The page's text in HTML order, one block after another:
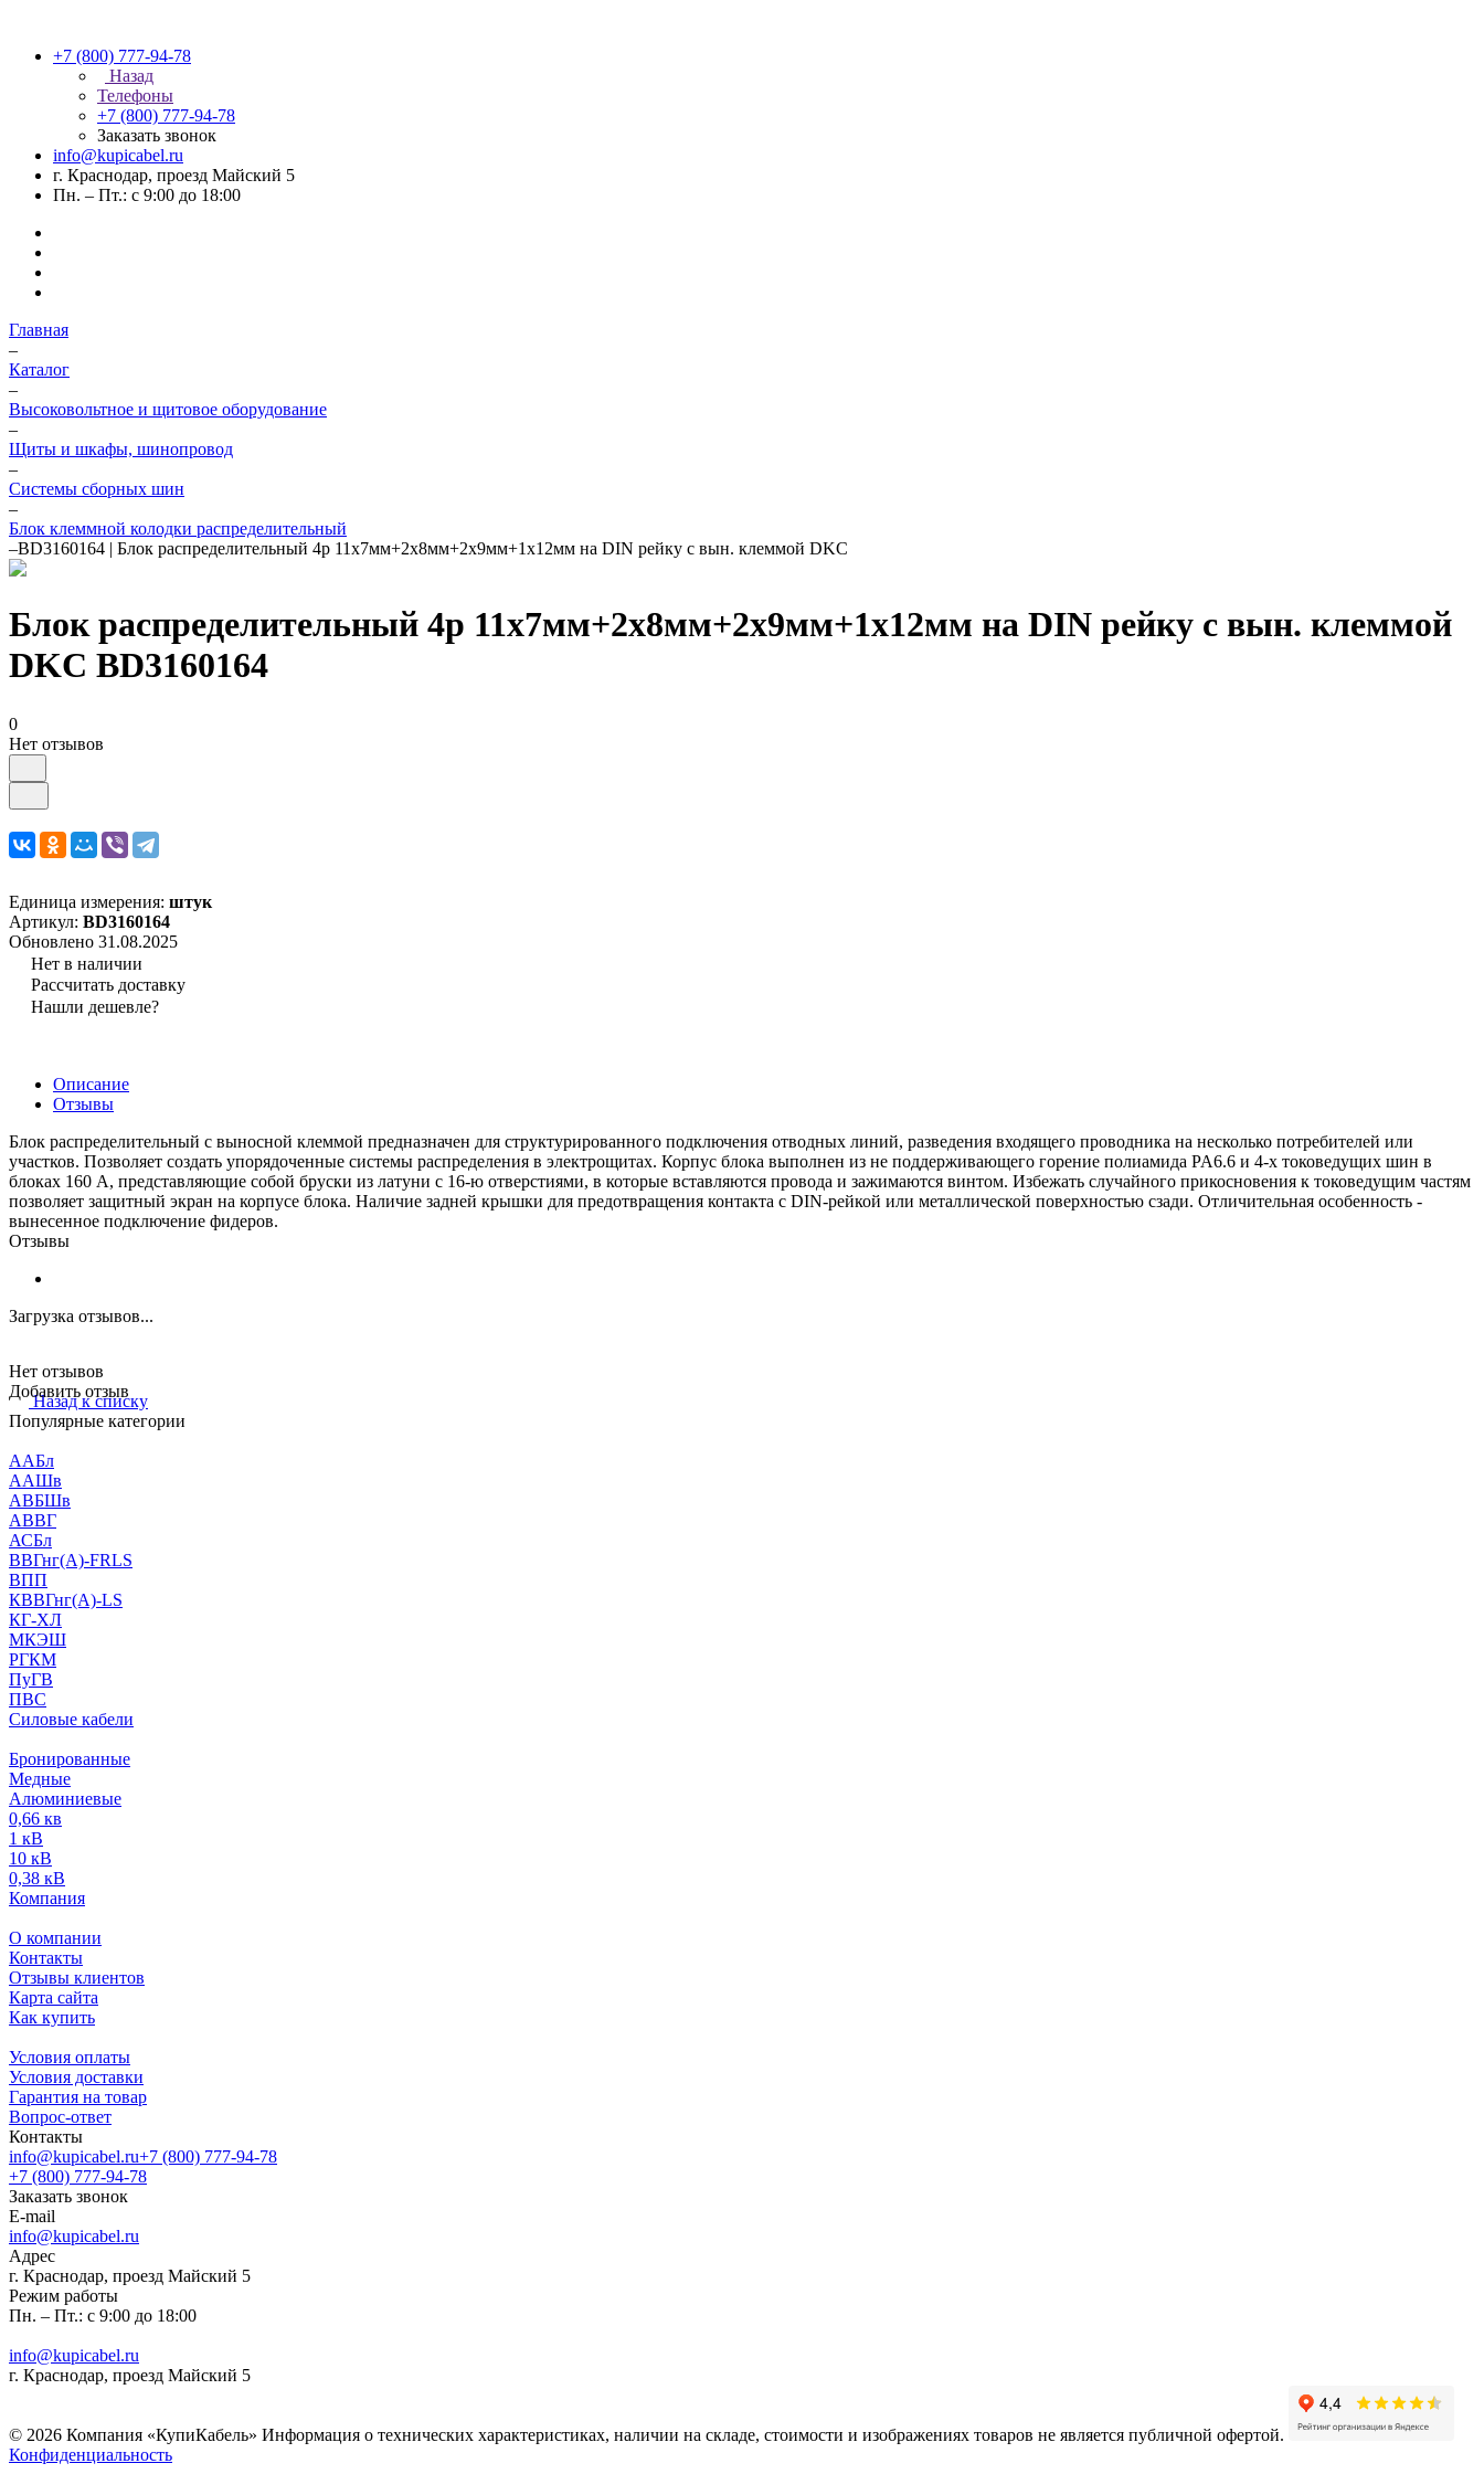
+7 (800) 777-94-78
Назад
Телефоны
+7 (800) 777-94-78
Заказать звонок
info@kupicabel.ru
г. Краснодар, проезд Майский 5
Пн. – Пт.: с 9:00 до 18:00
Главная
–
Каталог
–
Высоковольтное и щитовое оборудование
–
Щиты и шкафы, шинопровод
–
Системы сборных шин
–
Блок клеммной колодки распределительный
–BD3160164 | Блок распределительный 4р 11х7мм+2х8мм+2х9мм+1х12мм на DIN рейку с вын. клеммой DKC
Блок распределительный 4р 11х7мм+2х8мм+2х9мм+1х12мм на DIN рейку с вын. клеммой
DKC BD3160164
0
Нет отзывов
Единица измерения: штук
Артикул: BD3160164
Обновлено 31.08.2025
Нет в наличии
Рассчитать доставку
Нашли дешевле?
Описание
Отзывы
Блок распределительный с выносной клеммой предназначен для структурированного подключения отводных линий, разведения входящего проводника на несколько потребителей или
участков. Позволяет создать упорядоченные системы распределения в электрощитах. Корпус блока выполнен из не поддерживающего горение полиамида PA6.6 и 4-х токоведущих шин в
блоках 160 А, представляющие собой бруски из латуни с 16-ю отверстиями, в которые вставляются провода и зажимаются винтом. Избежать случайного прикосновения к токоведущим частям
позволяет защитный экран на корпусе блока. Наличие задней крышки для предотвращения контакта с DIN-рейкой или металлической поверхностью сзади. Отличительная особенность -
вынесенное подключение фидеров.
Отзывы
Загрузка отзывов...
Нет отзывов
Добавить отзыв
Назад к списку
Популярные категории
ААБл
ААШв
АВБШв
АВВГ
АСБл
ВВГнг(А)-FRLS
ВПП
КВВГнг(А)-LS
КГ-ХЛ
МКЭШ
РГКМ
ПуГВ
ПВС
Силовые кабели
Бронированные
Медные
Алюминиевые
0,66 кв
1 кВ
10 кВ
0,38 кВ
Компания
О компании
Контакты
Отзывы клиентов
Карта сайта
Как купить
Условия оплаты
Условия доставки
Гарантия на товар
Вопрос-ответ
Контакты
info@kupicabel.ru+7 (800) 777-94-78
+7 (800) 777-94-78
Заказать звонок
E-mail
info@kupicabel.ru
Адрес
г. Краснодар, проезд Майский 5
Режим работы
Пн. – Пт.: с 9:00 до 18:00
info@kupicabel.ru
г. Краснодар, проезд Майский 5
© 2026 Компания «КупиКабель» Информация о технических характеристиках, наличии на складе, стоимости и изображениях товаров не является публичной офертой.
Конфиденциальность